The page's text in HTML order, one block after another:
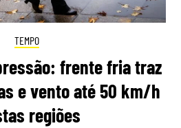
TEMPO
frente fria traz
e vento até 50 km/h
regiões